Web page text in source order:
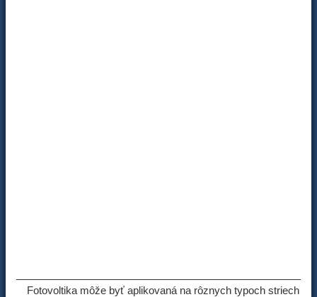
Fotovoltika môže byť aplikovaná na rôznych typoch striech